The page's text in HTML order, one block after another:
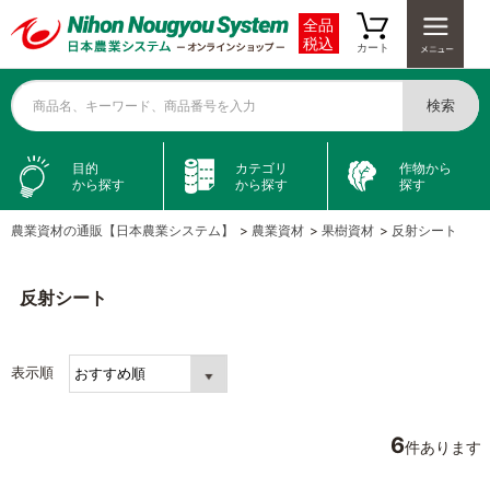
全品
税込
カート
商品名、キーワード、商品番号を入力 検索
目的
から探す
カテゴリ
から探す
作物から
探す
農業資材の通販【日本農業システム】 > 農業資材 > 果樹資材 > 反射シート
反射シート
表示順
6件あります